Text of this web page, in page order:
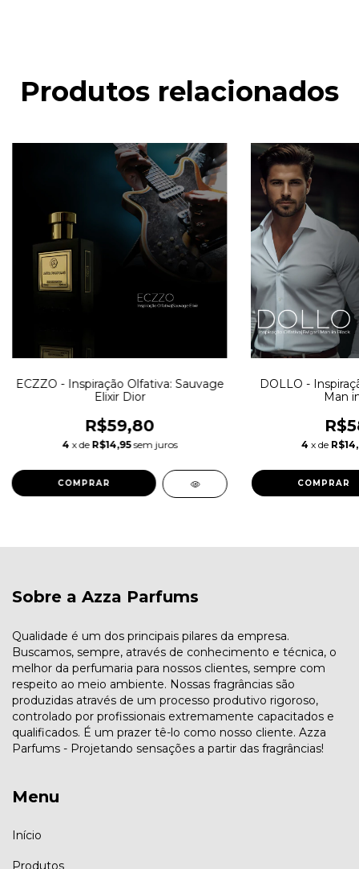
Produtos relacionados
ECZZO - Inspiração Olfativa: Sauvage
Elixir Dior
R$59,80
4 x de R$14,95 sem juros
COMPRAR
DOLLO -
Man
4 x de
COMPRAR
Sobre a Azza Parfums
Qualidade é um dos principais pilares da empresa.
Buscamos, sempre, através de conhecimento e técnica, o
melhor da perfumaria para nossos clientes, sempre com
respeito ao meio ambiente. Nossas fragrâncias são
produzidas através de um processo produtivo rigoroso,
controlado por profissionais extremamente capacitados e
qualificados. É um prazer tê-lo como nosso cliente. Azza
Parfums - Projetando sensações a partir das fragrâncias!
Menu
Início
Produtos